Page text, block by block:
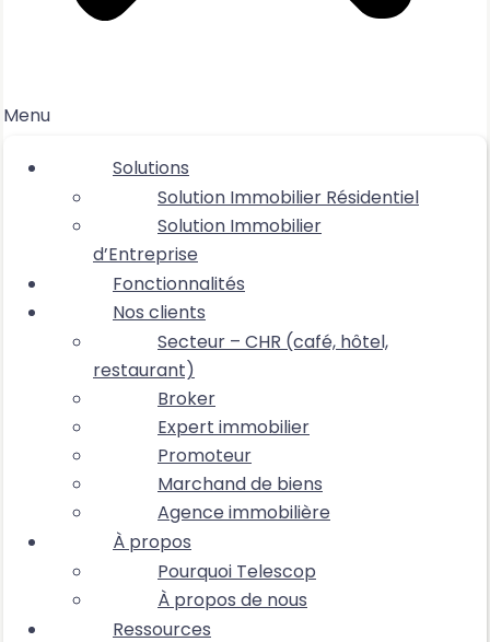
Menu
Solutions
Solution Immobilier Résidentiel
Solution Immobilier
d’Entreprise
Fonctionnalités
Nos clients
Secteur – CHR (café, hôtel,
restaurant)
Broker
Expert immobilier
Promoteur
Marchand de biens
Agence immobilière
À propos
Pourquoi Telescop
À propos de nous
Ressources